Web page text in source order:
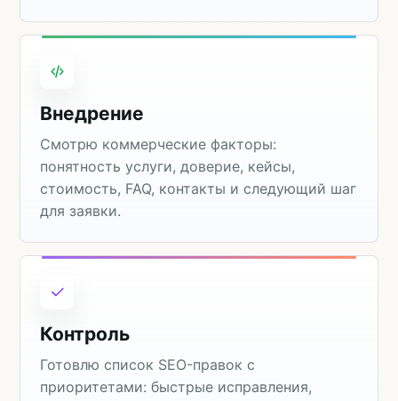
Внедрение
Смотрю коммерческие факторы:
понятность услуги, доверие, кейсы,
стоимость, FAQ, контакты и следующий шаг
для заявки.
Контроль
Готовлю список SEO-правок с
приоритетами: быстрые исправления,